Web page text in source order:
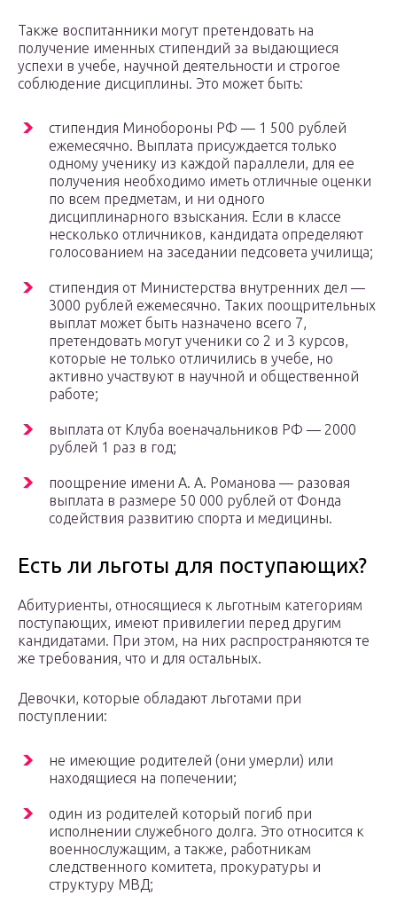
Также воспитанники могут претендовать на
получение именных стипендий за выдающиеся
успехи в учебе, научной деятельности и строгое
соблюдение дисциплины. Это может быть:
стипендия Минобороны РФ — 1 500 рублей
ежемесячно. Выплата присуждается только
одному ученику из каждой параллели, для ее
получения необходимо иметь отличные оценки
по всем предметам, и ни одного
дисциплинарного взыскания. Если в классе
несколько отличников, кандидата определяют
голосованием на заседании педсовета училища;
стипендия от Министерства внутренних дел —
3000 рублей ежемесячно. Таких поощрительных
выплат может быть назначено всего 7,
претендовать могут ученики со 2 и 3 курсов,
которые не только отличились в учебе, но
активно участвуют в научной и общественной
работе;
выплата от Клуба военачальников РФ — 2000
рублей 1 раз в год;
поощрение имени А. А. Романова — разовая
выплата в размере 50 000 рублей от Фонда
содействия развитию спорта и медицины.
Есть ли льготы для поступающих?
Абитуриенты, относящиеся к льготным категориям
поступающих, имеют привилегии перед другим
кандидатами. При этом, на них распространяются те
же требования, что и для остальных.
Девочки, которые обладают льготами при
поступлении:
не имеющие родителей (они умерли) или
находящиеся на попечении;
один из родителей который погиб при
исполнении служебного долга. Это относится к
военнослужащим, а также, работникам
следственного комитета, прокуратуры и
структуру МВД;